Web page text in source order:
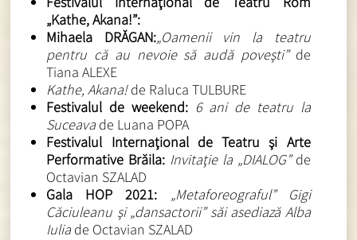
„Kathe, Akana!”:
Mihaela DRĂGAN:„Oamenii vin la teatru
pentru că au nevoie să audă poveşti” de
Tiana ALEXE
Kathe, Akana!de Raluca TULBURE
Festivalul de weekend: 6 ani de teatru la
Suceava de Luana POPA
Festivalul Internaţional de Teatru şi Arte
Performative Brăila: Invitaţie la „DIALOG”de
Octavian SZALAD
Gala HOP 2021: „Metaforeograful” Gigi
Căciuleanu şi „dansactorii” săi asediază Alba
Iulia de Octavian SZALAD